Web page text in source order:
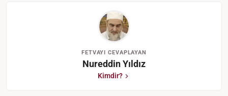
FETVAYI CEVAPLAYAN
Nureddin Yıldız
Kimdir?